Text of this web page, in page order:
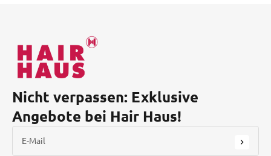
Nicht verpassen: Exklusive
Angebote bei Hair Haus!
E-Mail